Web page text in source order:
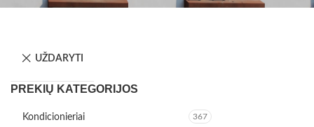
UŽDARYTI
PREKIŲ KATEGORIJOS
Kondicionieriai 367